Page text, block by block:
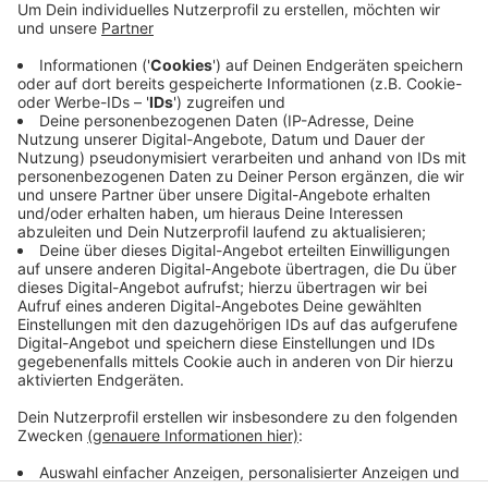
Ein 20-jähriger Mann aus Oeding ist der Polizei in der
wurde seine Wohnung durchsucht, denn er steht unter
Verdacht, illegal mit Drogen zu handeln. Die
Polizeibeamten fanden 4,7 Kilogramm Marihuana, fast
hundert Gramm Kokain und eine größere Menge
Bargeld. Der Verkaufswert der Drogen liegt bei etwa
40.000 Euro. Der Oedinger wurde festgenommen und
sitzt bereits in U-Haft.
Anzeige
Anzeige